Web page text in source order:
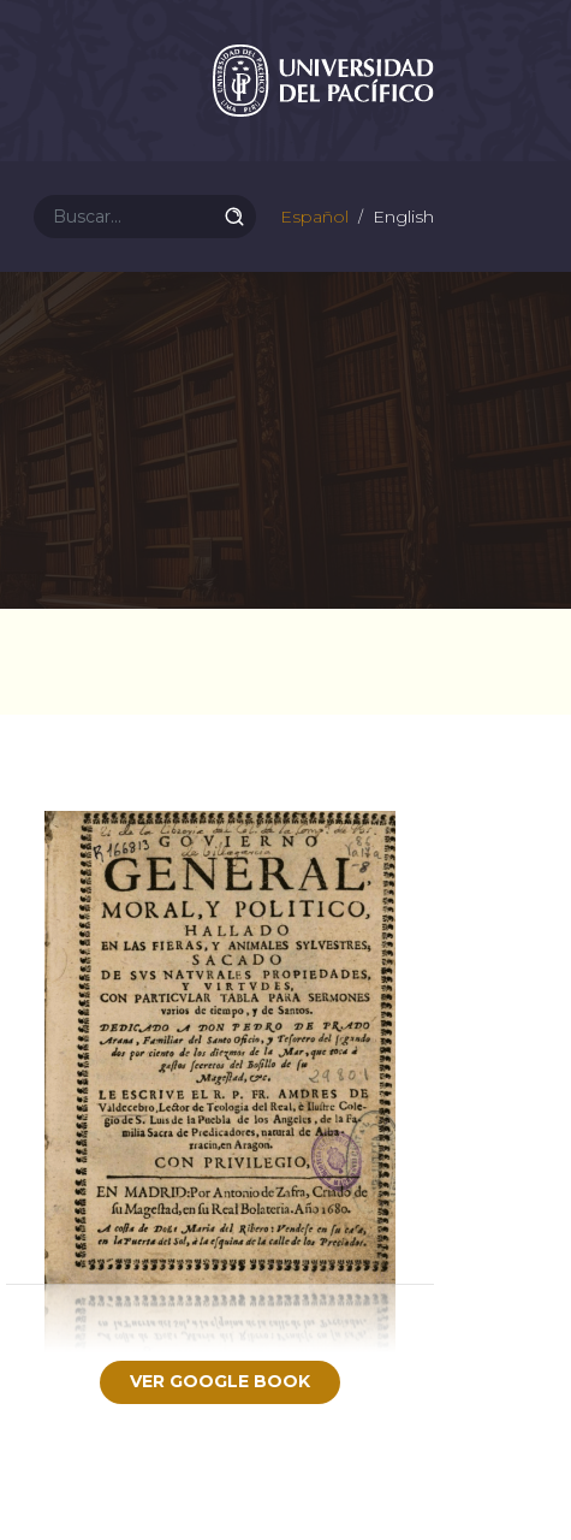
Español English
VER GOOGLE BOOK